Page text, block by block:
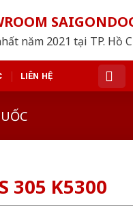
năm 2021 tại TP. Hồ
LIÊN HỆ
305 K5300